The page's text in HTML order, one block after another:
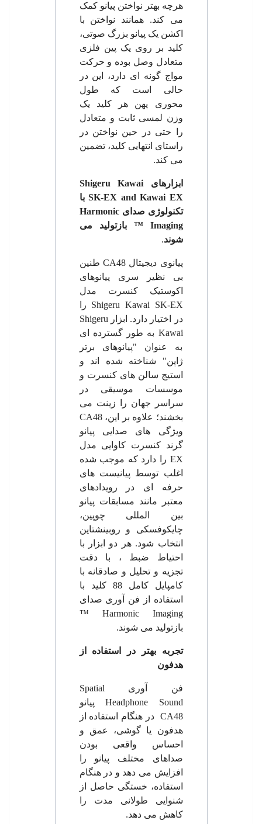
هرچه بهتر نواختن پیانو کمک
می کند. همانند نواختن با
اکشن یک پیانو بزرگ صوتی،
کلید بر روی یک پین فلزی
متعادل وصل بوده و حرکت
مواج گونه ای دارد، این در
حالی است که طول
محوری پهن هر کلید یک
وزن لمسی ثابت و متعادل
را حتی در حین نواختن در
راستای انتهایی کلید، تضمین
می کند.
ابزارهای Shigeru Kawai
SK-EX and Kawai EX با
تکنولوژی صدایHarmonic
Imaging
™ بازتولید می
شوند.
پیانوی دیجیتالCA48 طنین
بی نظیر سری پیانوهای
اکوستیک کنسرت مدل
Shigeru Kawai SK-EX را
در اختیار دارد. ابزار Shigeru
Kawai به طور گسترده ای
به عنوان "پیانوهای برتر
ژاپن" شناخته شده اند و
استیج سالن های کنسرت و
موسسات موسیقی در
سراسر جهان را زینت می
بخشند؛ علاوه بر این،CA48
ویژگی های صدایی پیانو
گرند کنسرت کاوایی مدل
EX را دارد که موجب شده
اغلب توسط پیانیست های
حرفه ای در رویدادهای
معتبر مانند مسابقات پیانو
بین المللی چوپین،
چایکوفسکی و روبینشتاین
انتخاب شود. هر دو ابزار با
احتیاط ضبط ، با دقت
تجزیه و تحلیل و صادقانه با
کامپایل کامل 88 کلید با
استفاده از فن آوری صدای
Harmonic Imaging
™
بازتولید می شوند.
تجربه بهتر در استفاده از
هدفون
فن آوری Spatial
Headphone Sound
پیانو
CA48 در هنگام استفاده از
هدفون یا گوشی، عمق و
احساس واقعی بودن
صداهای مختلف پیانو را
افزایش می دهد و در هنگام
استفاده، خستگی حاصل از
شنوایی طولانی مدت را
کاهش می دهد.